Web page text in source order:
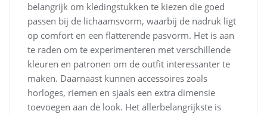
belangrijk om kledingstukken te kiezen die goed
passen bij de lichaamsvorm, waarbij de nadruk ligt
op comfort en een flatterende pasvorm. Het is aan
te raden om te experimenteren met verschillende
kleuren en patronen om de outfit interessanter te
maken. Daarnaast kunnen accessoires zoals
horloges, riemen en sjaals een extra dimensie
toevoegen aan de look. Het allerbelangrijkste is